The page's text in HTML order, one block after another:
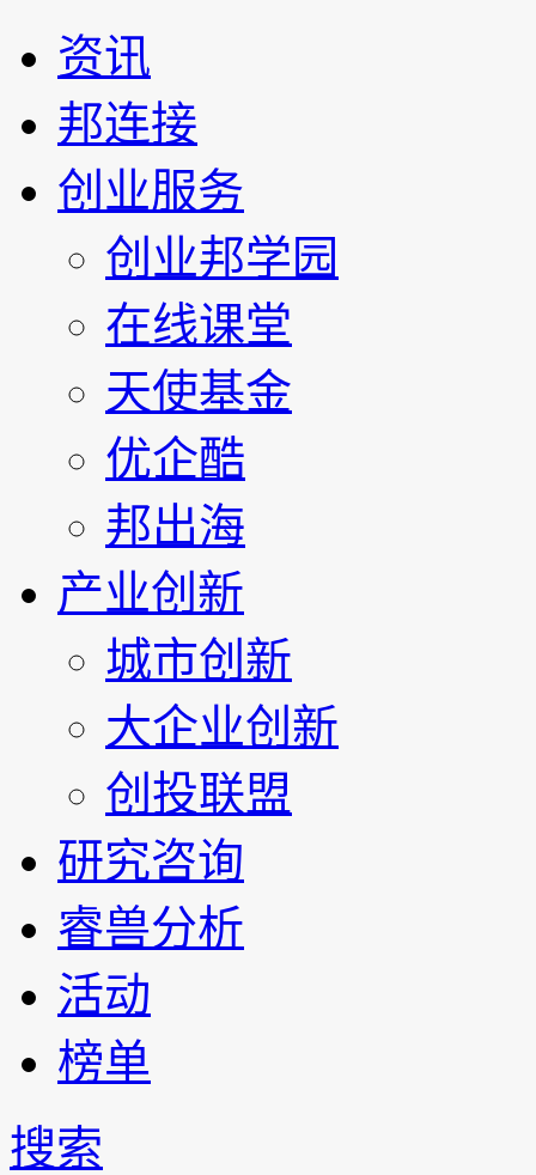
资讯
邦连接
创业服务
创业邦学园
在线课堂
天使基金
优企酷
邦出海
产业创新
城市创新
大企业创新
创投联盟
研究咨询
睿兽分析
活动
榜单
搜索